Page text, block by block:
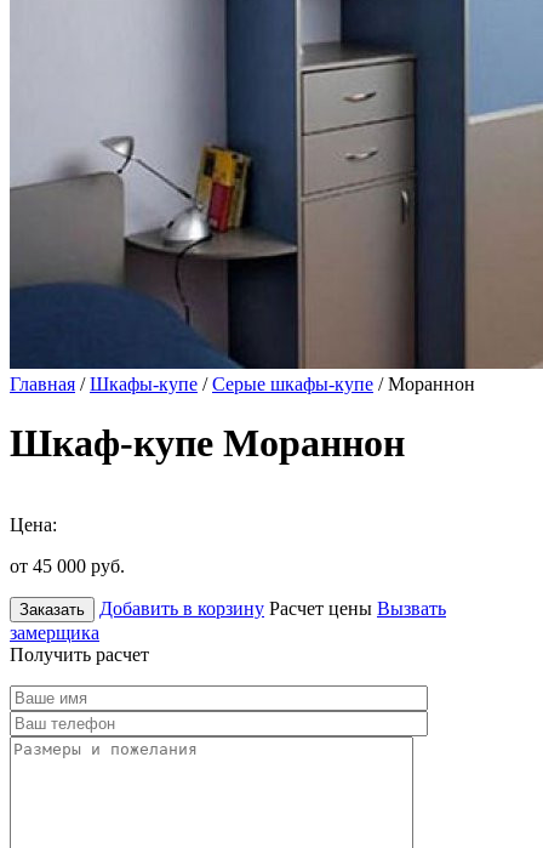
Главная /Шкафы-купе /Серые шкафы-купе / Мораннон
Шкаф-купе Мораннон
Цена:
от 45 000 руб.
Заказать Добавить в корзину Расчет цены Вызвать
замерщика
Получить расчет